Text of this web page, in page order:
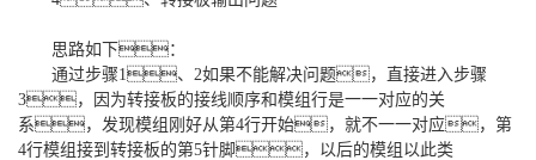
思路如下：
通过步骤1、2如果不能解决问题，直接进入步骤
3，因为转接板的接线顺序和模组行是一一对应的关
系，发现模组刚好从第4行开始，就不一一对应，第
4行模组接到转接板的第5针脚，以后的模组以此类